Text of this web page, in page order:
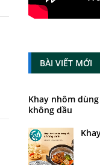
BÀI VIẾT MỚI
Khay nhôm
không dầu